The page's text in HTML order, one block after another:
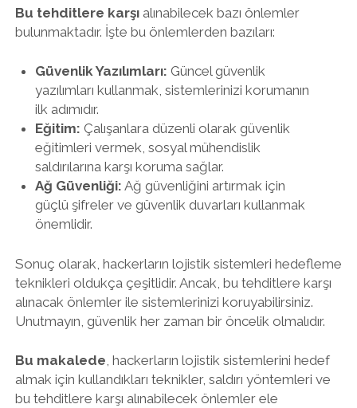
Bu tehditlere karşıalınabilecek bazı önlemler
bulunmaktadır. İşte bu önlemlerden bazıları:
Güvenlik Yazılımları: Güncel güvenlik
yazılımları kullanmak, sistemlerinizi korumanın
ilk adımıdır.
Eğitim: Çalışanlara düzenli olarak güvenlik
eğitimleri vermek, sosyal mühendislik
saldırılarına karşı koruma sağlar.
Ağ Güvenliği: Ağ güvenliğini artırmak için
güçlü şifreler ve güvenlik duvarları kullanmak
önemlidir.
Sonuç olarak, hackerların lojistik sistemleri hedefleme
teknikleri oldukça çeşitlidir. Ancak, bu tehditlere karşı
alınacak önlemler ile sistemlerinizi koruyabilirsiniz.
Unutmayın, güvenlik her zaman bir öncelik olmalıdır.
Bu makalede, hackerların lojistik sistemlerini hedef
almak için kullandıkları teknikler, saldırı yöntemleri ve
bu tehditlere karşı alınabilecek önlemler ele